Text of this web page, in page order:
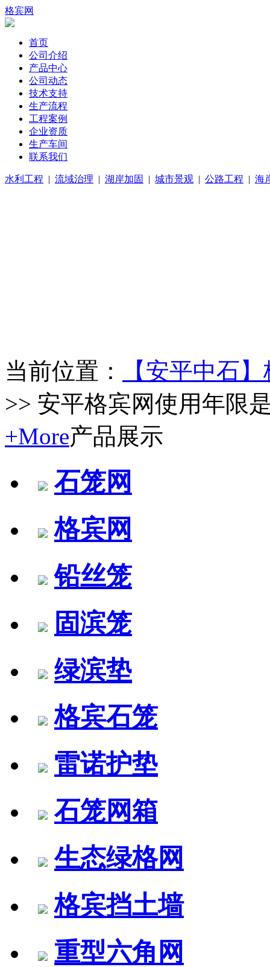
格宾网
首页
公司介绍
产品中心
公司动态
技术支持
生产流程
工程案例
企业资质
生产车间
联系我们
水利工程 | 流域治理 | 湖岸加固 | 城市景观 | 公路工程 | 海
当前位置：
【安平中石
>> 安平格宾网使用年限
+More产品展示
石笼网
格宾网
铅丝笼
固滨笼
绿滨垫
格宾石笼
雷诺护垫
石笼网箱
生态绿格网
格宾挡土墙
重型六角网